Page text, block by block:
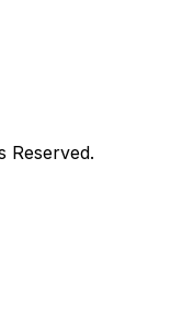
Reserved.